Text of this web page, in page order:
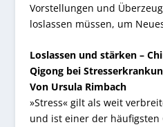
Vorstellungen und
loslassen müssen, um
Loslassen und stärken –
Qigong bei
Von Ursula Rimbach
»Stress« gilt als weit
und ist einer der häufigsten